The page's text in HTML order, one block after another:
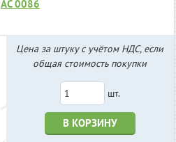
АС 0086
Цена за штуку с учётом НДС, если
общая стоимость покупки
шт.
В КОРЗИНУ